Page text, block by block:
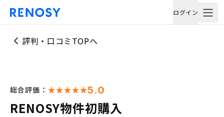
ログイン
評判・口コミTOPへ
総合評価： 5.0
RENOSY物件初購入